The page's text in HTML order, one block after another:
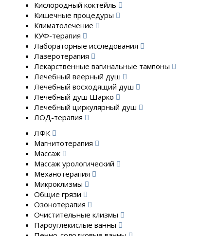
Кислородный коктейль
Кишечные процедуры
Климатолечение
КУФ-терапия
Лабораторные исследования
Лазеротерапия
Лекарственные вагинальные тампоны
Лечебный веерный душ
Лечебный восходящий душ
Лечебный душ Шарко
Лечебный циркулярный душ
ЛОД-терапия
ЛФК
Магнитотерапия
Массаж
Массаж урологический
Механотерапия
Микроклизмы
Общие грязи
Озонотерапия
Очистительные клизмы
Пароуглекислые ванны